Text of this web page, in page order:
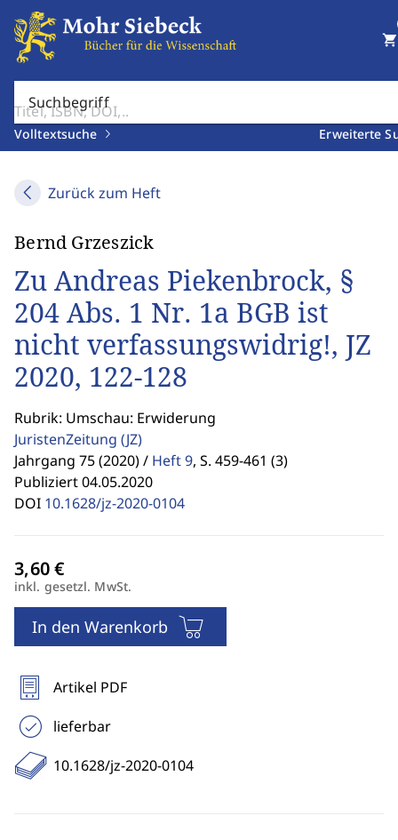
Suchbegriff
Volltextsuche Erweiterte
shopping_cart
Zurück zum Heft
Bernd Grzeszick
Zu Andreas Piekenbrock, §
204 Abs. 1 Nr. 1a BGB ist
nicht verfassungswidrig!, JZ
2020, 122-128
Rubrik: Umschau: Erwiderung
JuristenZeitung (JZ)
Jahrgang 75 (2020) / Heft 9, S. 459-461 (3)
Publiziert 04.05.2020
DOI 10.1628/jz-2020-0104
inkl. gesetzl. MwSt.
In den Warenkorb
Artikel PDF
lieferbar
10.1628/jz-2020-0104